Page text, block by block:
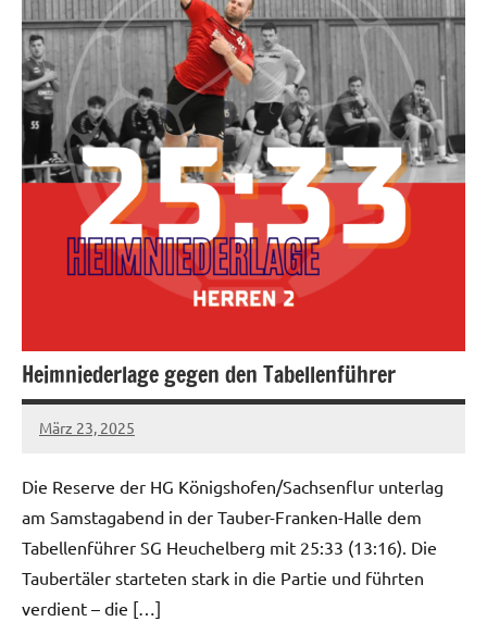
Heimniederlage gegen den Tabellenführer
März 23, 2025
hgadmin
Die Reserve der HG Königshofen/Sachsenflur unterlag
am Samstagabend in der Tauber-Franken-Halle dem
Tabellenführer SG Heuchelberg mit 25:33 (13:16). Die
Taubertäler starteten stark in die Partie und führten
verdient – die […]